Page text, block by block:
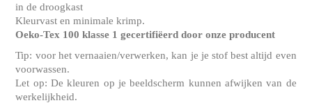
in de droogkast
Kleurvast en minimale krimp.
Oeko-Tex 100 klasse 1 gecertifiëerd door onze producent
Tip: voor het vernaaien/verwerken, kan je je stof best altijd even
voorwassen.
Let op: De kleuren op je beeldscherm kunnen afwijken van de
werkelijkheid.